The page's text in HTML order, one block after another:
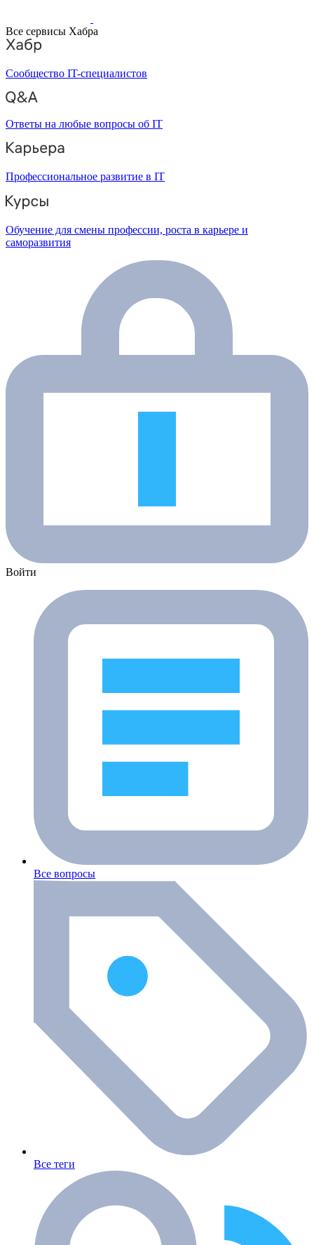
Все сервисы Хабра
Сообщество IT-специалистов
Ответы на любые вопросы об IT
Профессиональное развитие в IT
Обучение для смены профессии, роста в карьере и
саморазвития
Войти
Все вопросы
Все теги